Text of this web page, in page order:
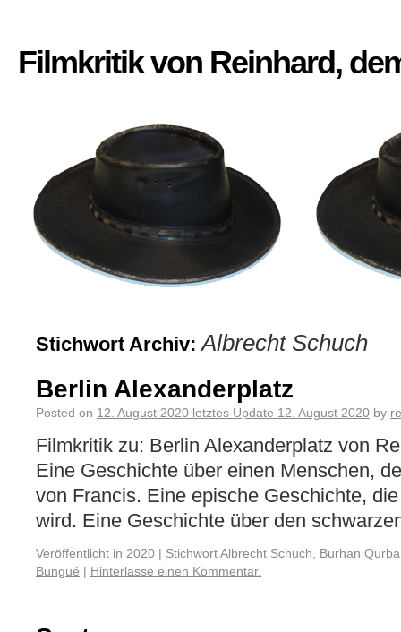
Filmkritik von Reinhard,
Stichwort Archiv:Albrecht Schuch
Berlin Alexanderplatz
Posted on 12. August 2020 letztes Update 12. August 2020 by
Filmkritik zu: Berlin Alexanderplatz von
Eine Geschichte über einen Menschen,
von Francis. Eine epische Geschichte,
wird. Eine Geschichte über den
Veröffentlicht in 2020 | StichwortAlbrecht Schuch
Burhan
Bungué | Hinterlasse einen Kommentar.